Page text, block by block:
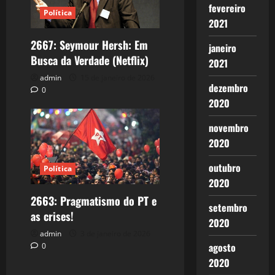
Política
2667: Seymour Hersh: Em
Busca da Verdade (Netflix)
admin
0
Política
2663: Pragmatismo do PT e
as crises!
admin
0
fevereiro
2021
janeiro
2021
dezembro
2020
novembro
2020
outubro
2020
setembro
2020
agosto
2020